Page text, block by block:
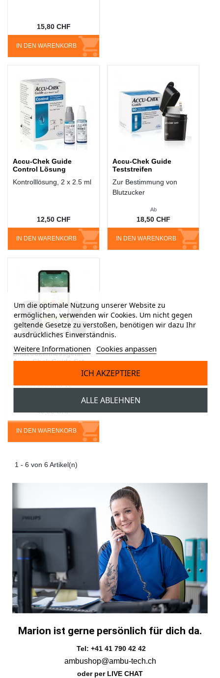
IN DEN WARENKORB
15,80 CHF
Accu-Chek Guide
Control Lösung
Kontrolllösung, 2 x 2.5 ml
IN DEN WARENKORB
12,50 CHF
Accu-Chek Guide
Teststreifen
Zur Bestimmung von
Blutzucker
IN DEN WARENKORB
Ab
18,50 CHF
Blutzuckermessgerät
Accu-Chek Guide Set
Blutzuckermessgerät, 10
Teststreifen und 10
IN DEN WARENKORB
49,90 CHF
1 - 6 von 6 Artikel(n)
Marion ist gerne persönlich für dich da.
Tel: +41 41 790 42 42
ambushop@ambu-tech.ch
oder per LIVE CHAT
Um die optimale Nutzung unserer Website zu
ermöglichen, verwenden wir Cookies. Um nicht gegen
geltende Gesetze zu verstoßen, benötigen wir dazu Ihr
ausdrückliches Einverständnis.
Weitere Informationen Cookies anpassen
ALLE ABLEHNEN
ICH AKZEPTIERE